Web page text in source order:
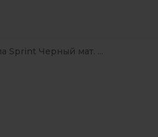
Sprint Черный мат. ...